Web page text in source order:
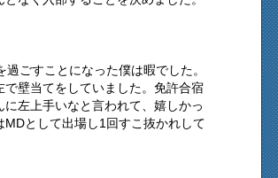
ごすことになった僕は暇でした。
壁当てをしていました。免許合宿
左上手いなと言われて、嬉しかっ
として出場し1回すこ抜かれして